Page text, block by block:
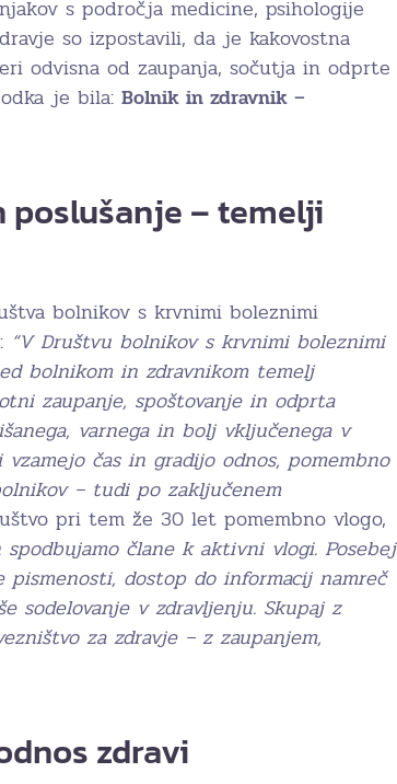
s področja medicine, psihologije
so izpostavili, da je kakovostna
odvisna od zaupanja, sočutja in odprte
je bila: Bolnik in zdravnik –
poslušanje – temelji
bolnikov s krvnimi boleznimi
“V Društvu bolnikov s krvnimi boleznimi
bolnikom in zdravnikom temelj
zaupanje, spoštovanje in odprta
varnega in bolj vključenega v
čas in gradijo odnos, pomembno
– tudi po zaključenem
pri tem že 30 let pomembno vlogo,
spodbujamo člane k aktivni vlogi. Posebej
dostop do informacij namreč
sodelovanje v zdravljenju. Skupaj z
za zdravje – z zaupanjem,
zdravi